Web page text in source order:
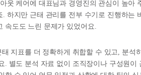
웃 케어에 대표님과 경영진의 관심이 높아
. 하지만 근태 관리를 전부 수기로 진행하는
속도도 느린 문제가 있었어요.
지표를 더 정확하게 취합할 수 있고, 분석
. 별도 분석 자료 없이 조직장이나 구성원이